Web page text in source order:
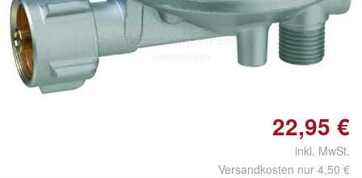
Doppelt antippen zum
22,95 €
inkl. MwSt.
Versandkosten nur 4,50 €